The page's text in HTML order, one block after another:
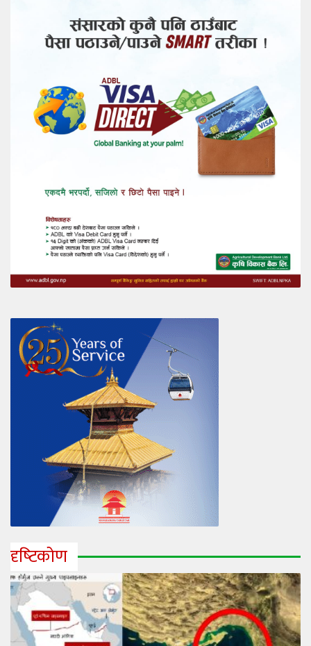
दृष्‍टिकोण